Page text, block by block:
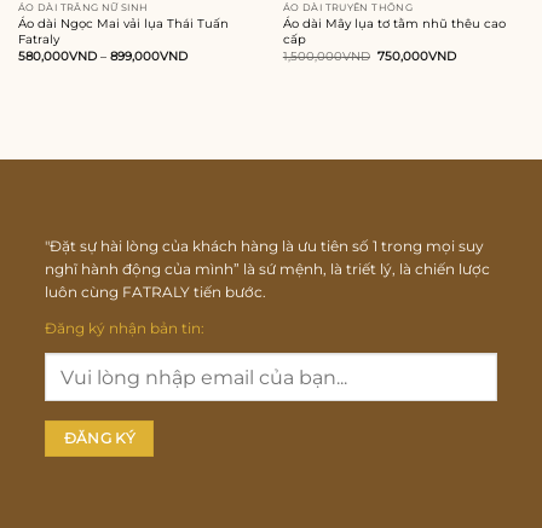
ÁO DÀI TRẮNG NỮ SINH
Áo dài Ngọc Mai vải lụa Thái Tuấn
Fatraly
580,000VND– 899,000VND
ÁO DÀI TRUYỀN THỐNG
Áo dài Mây lụa tơ tằm nhũ thêu cao
cấp
1,500,000VND Giá
750,000VNDGiá
"Đặt sự hài lòng của khách hàng là ưu tiên số 1 trong mọi suy
nghĩ hành động của mình” là sứ mệnh, là triết lý, là chiến lược
luôn cùng FATRALY tiến bước.
Đăng ký nhận bản tin: